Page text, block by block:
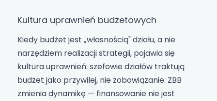
Kultura uprawnień budżetowych
Kiedy budżet jest „własnością" działu, a nie
narzędziem realizacji strategii, pojawia się
kultura uprawnień: szefowie działów traktują
budżet jako przywilej, nie zobowiązanie. ZBB
zmienia dynamikę — finansowanie nie jest